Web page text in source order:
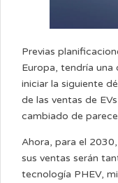
Previas
Europa, tendría
iniciar la siguiente
de las ventas de
cambiado de
Ahora, para el
sus ventas serán
tecnología PHEV,